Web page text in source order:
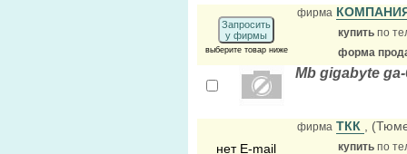
Запросить
у фирмы
выберите товар ниже
фирма
купить по
форма
Mb gigabyte
нет E-mail
фирма ТКК ,
купить по